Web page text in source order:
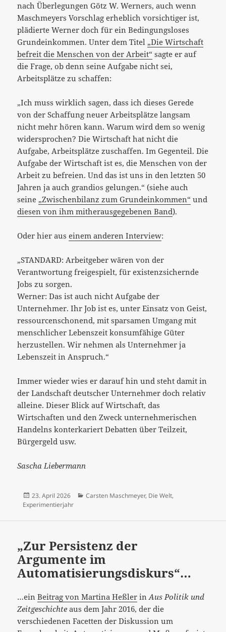
nach Überlegungen Götz W. Werners, auch wenn
Maschmeyers Vorschlag erheblich vorsichtiger ist,
plädierte Werner doch für ein Bedingungsloses
Grundeinkommen. Unter dem Titel „Die Wirtschaft
befreit die Menschen von der Arbeit“ sagte er auf
die Frage, ob denn seine Aufgabe nicht sei,
Arbeitsplätze zu schaffen:
„Ich muss wirklich sagen, dass ich dieses Gerede
von der Schaffung neuer Arbeitsplätze langsam
nicht mehr hören kann. Warum wird dem so wenig
widersprochen? Die Wirtschaft hat nicht die
Aufgabe, Arbeitsplätze zuschaffen. Im Gegenteil. Die
Aufgabe der Wirtschaft ist es, die Menschen von der
Arbeit zu befreien. Und das ist uns in den letzten 50
Jahren ja auch grandios gelungen.“ (siehe auch
seine „Zwischenbilanz zum Grundeinkommen“ und
diesen von ihm mitherausgegebenen Band).
Oder hier auseinem anderen Interview:
„STANDARD: Arbeitgeber wären von der
Verantwortung freigespielt, für existenzsichernde
Jobs zu sorgen.
Werner: Das ist auch nicht Aufgabe der
Unternehmer. Ihr Job ist es, unter Einsatz von Geist,
ressourcenschonend, mit sparsamen Umgang mit
menschlicher Lebenszeit konsumfähige Güter
herzustellen. Wir nehmen als Unternehmer ja
Lebenszeit in Anspruch.“
Immer wieder wies er darauf hin und steht damit in
der Landschaft deutscher Unternehmer doch relativ
alleine. Dieser Blick auf Wirtschaft, das
Wirtschaften und den Zweck unternehmerischen
Handelns konterkariert Debatten über Teilzeit,
Bürgergeld usw.
Sascha Liebermann
Veröffentlicht
am
23. April 2026 Kategorien
Carsten Maschmeyer, Die Welt,
Experimentierjahr
„Zur Persistenz der
Argumente im
Automatisierungsdiskurs“…
…einBeitrag von Martina Heßler inAus Politik und
Zeitgeschichte aus dem Jahr 2016, der die
verschiedenen Facetten der Diskussion um